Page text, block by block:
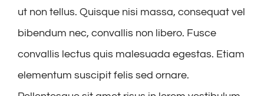
ut non tellus. Quisque nisi massa, consequat vel
bibendum nec, convallis non libero. Fusce
convallis lectus quis malesuada egestas. Etiam
elementum suscipit felis sed ornare.